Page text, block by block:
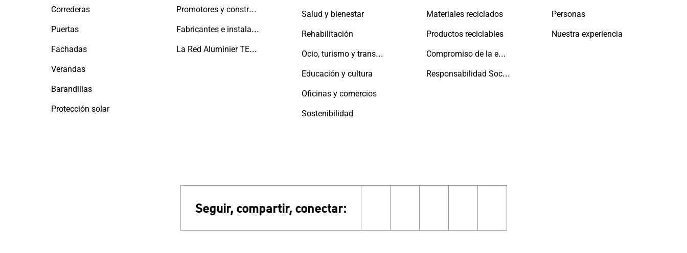
Correderas
Puertas
Fachadas
Verandas
Barandillas
Protección solar
Promotores y constructores
Fabricantes e instaladores
La Red Aluminier TECHNAL
Salud y bienestar
Rehabilitación
Ocio, turismo y transporte
Educación y cultura
Oficinas y comercios
Sostenibilidad
Materiales reciclados
Productos reciclables
Compromiso de la empresa con las personas y el planeta
Responsabilidad Social
Personas
Nuestra experiencia
Seguir, compartir, conectar: